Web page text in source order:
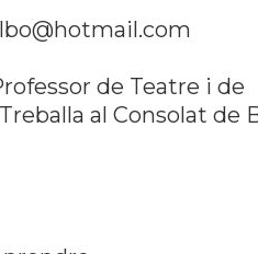
de Teatre i de
al Consolat de